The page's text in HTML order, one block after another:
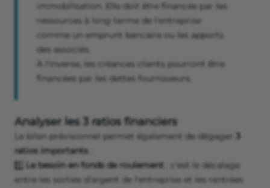
immobilisation. Elle doit être financée par les
ressources à long terme de l'entreprise
comme un emprunt bancaire ou les apports
des associés.
À l'inverse, les créances clients pourront être
financées par les dettes fournisseurs.
Analyser les 3 ratios financiers
Le bilan prévisionnel permet également de dégager
ratios importants
Le besoin en fonds de roulement : c'est le décalage
entre les sorties d'argent de l'entreprise et les rentrées